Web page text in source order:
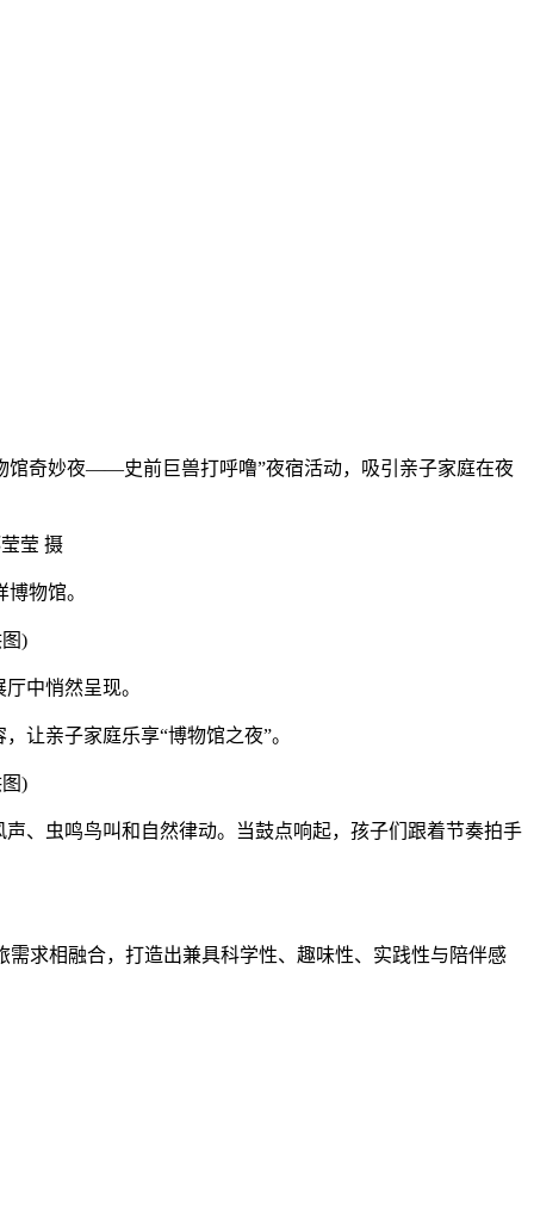
馆奇妙夜——史前巨兽打呼噜”夜宿活动，吸引亲子家庭在夜
莹 摄
物馆。
)
中悄然呈现。
亲子家庭乐享“博物馆之夜”。
)
虫鸣鸟叫和自然律动。当鼓点响起，孩子们跟着节奏拍手
求相融合，打造出兼具科学性、趣味性、实践性与陪伴感